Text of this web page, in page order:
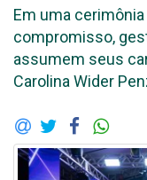
Em uma
compromisso,
assumem seus
Carolina Wider